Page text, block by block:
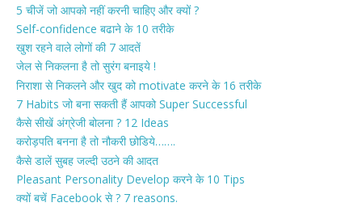
5 चीजें जो आपको नहीं करनी चाहिए और क्यों ?
Self-confidence बढाने के 10 तरीके
खुश रहने वाले लोगों की 7 आदतें
जेल से निकलना है तो सुरंग बनाइये !
निराशा से निकलने और खुद को motivate करने के 16 तरीके
7 Habits जो बना सकती हैं आपको Super Successful
कैसे सीखें अंग्रेजी बोलना ? 12 Ideas
करोड़पति बनना है तो नौकरी छोडिये…….
कैसे डालें सुबह जल्दी उठने की आदत
Pleasant Personality Develop करने के 10 Tips
क्यों बचें Facebook से ? 7 reasons.